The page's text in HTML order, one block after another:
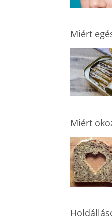
Miért
Miért